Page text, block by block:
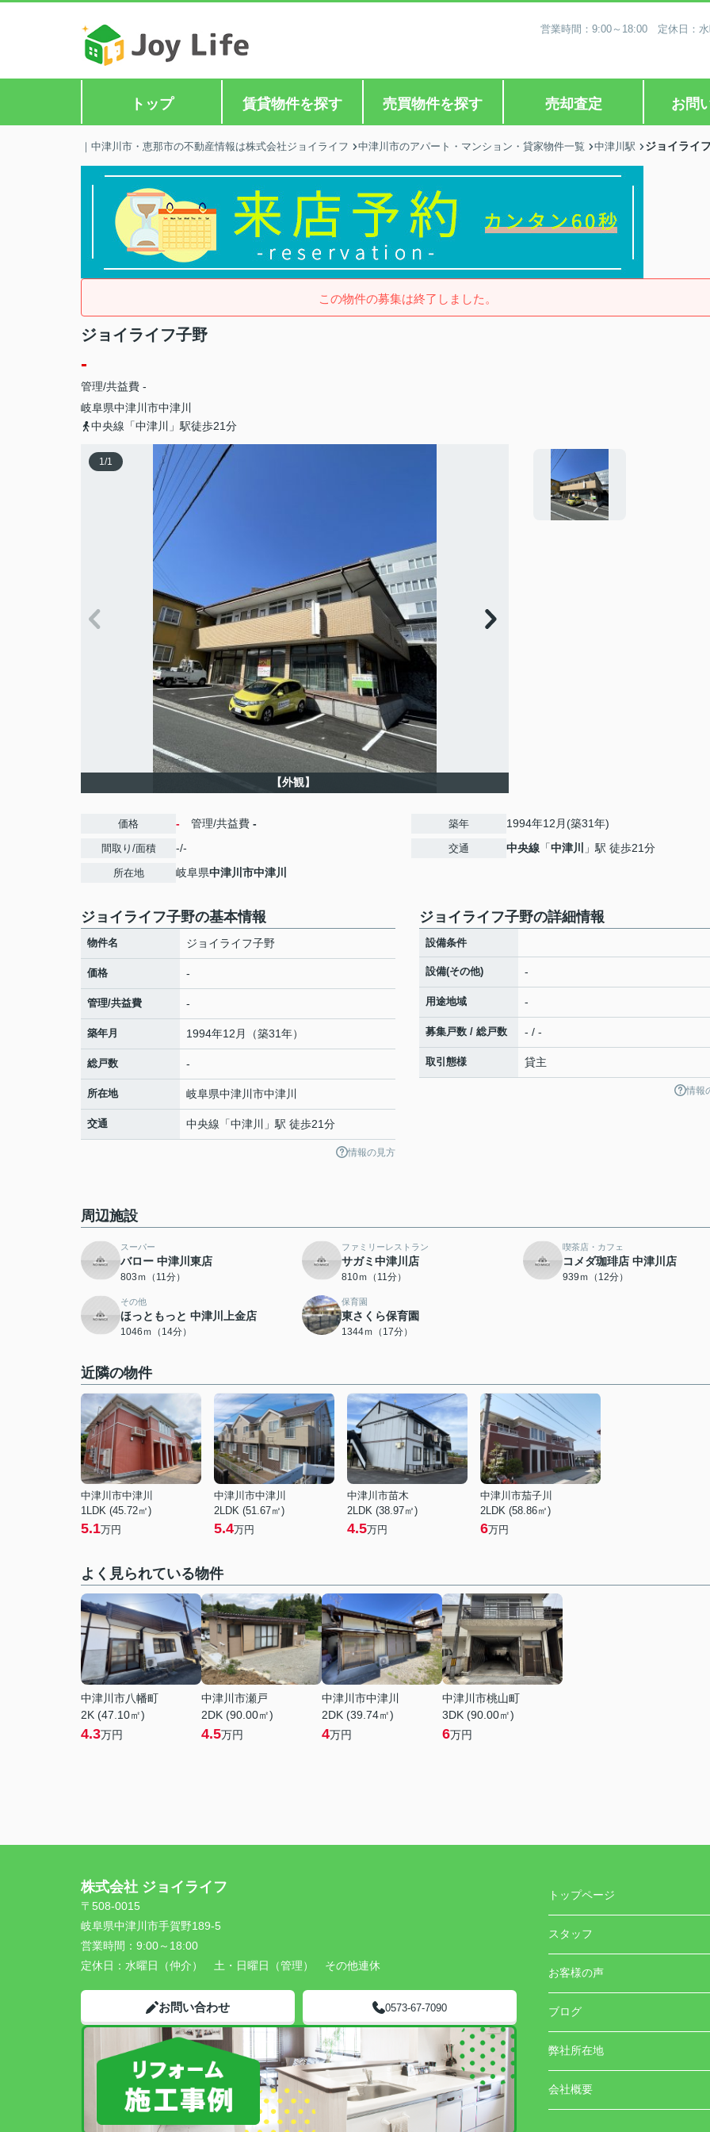
営業時間：9:00～18:00 定休日：
トップ 賃貸物件を探す 売買物件を探す 売却査定 お問
｜中津川市・恵那市の不動産情報は株式会社ジョイライフ 中津川市のアパート・マンション・貸家物件一覧 中津川駅 ジョイライ
この物件の募集は終了しました。
ジョイライフ子野
-
管理/共益費 -
岐阜県中津川市中津川
中央線「中津川」駅徒歩21分
1/1
【外観】
価格 - 管理/共益費 -
間取り/面積 -/-
所在地 岐阜県中津川市中津川
築年 1994年12月(築31年)
交通 中央線 「中津川 」駅 徒歩21分
ジョイライフ子野の基本情報
物件名 ジョイライフ子野
価格 -
管理/共益費 -
築年月 1994年12月（築31年）
総戸数 -
所在地 岐阜県中津川市中津川
交通 中央線 「中津川 」駅 徒歩21分
情報の見方
ジョイライフ子野の詳細情報
設備条件
設備(その他) -
用途地域 -
募集戸数 / 総戸数 - / -
取引態様 貸主
情報
周辺施設
スーパー
バロー 中津川東店
803ｍ（11分）
ファミリーレストラン
サガミ中津川店
810ｍ（11分）
喫茶店・カフェ
コメダ珈琲店 中津川店
939ｍ（12分）
その他
ほっともっと 中津川上金店
1046ｍ（14分）
保育園
東さくら保育園
1344ｍ（17分）
近隣の物件
中津川市中津川
1LDK (45.72㎡)
5.1万円
中津川市中津川
2LDK (51.67㎡)
5.4万円
中津川市苗木
2LDK (38.97㎡)
4.5万円
中津川市茄子川
2LDK (58.86㎡)
6万円
よく見られている物件
中津川市八幡町
2K (47.10㎡)
4.3万円
中津川市瀬戸
2DK (90.00㎡)
4.5万円
中津川市中津川
2DK (39.74㎡)
4万円
中津川市桃山町
3DK (90.00㎡)
6万円
株式会社 ジョイライフ
〒508-0015
岐阜県中津川市手賀野189-5
営業時間： 9:00～18:00
定休日： 水曜日（仲介） 土・日曜日（管理） その他連休
お問い合わせ 0573-67-7090
トップページ
スタッフ
お客様の声
ブログ
弊社所在地
会社概要